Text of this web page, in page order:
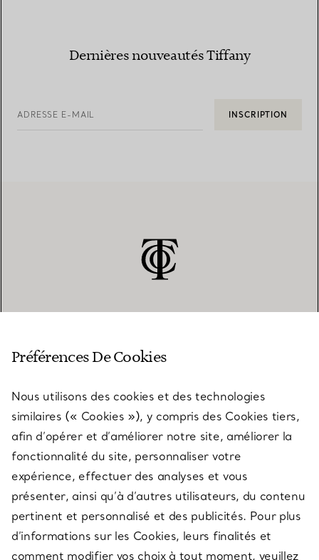
Dernières nouveautés Tiffany
ADRESSE E-MAIL INSCRIPTION
SERVICES
À PROPOS
QUESTIONS LÉGALES
Préférences De Cookies
Nous utilisons des cookies et des technologies
similaires (« Cookies »), y compris des Cookies tiers,
afin d’opérer et d’améliorer notre site, améliorer la
fonctionnalité du site, personnaliser votre
expérience, effectuer des analyses et vous
présenter, ainsi qu’à d’autres utilisateurs, du contenu
pertinent et personnalisé et des publicités. Pour plus
d’informations sur les Cookies, leurs finalités et
comment modifier vos choix à tout moment, veuillez